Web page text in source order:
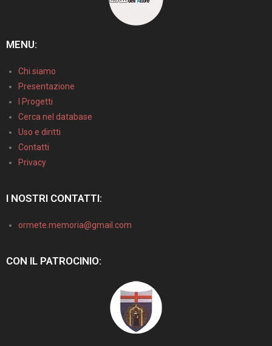
MENU:
Chi siamo
Presentazione
I Progetti
Cerca nel database
Uso e diritti
Contatti
Privacy
I NOSTRI CONTATTI:
ormete.memoria@gmail.com
CON IL PATROCINIO: